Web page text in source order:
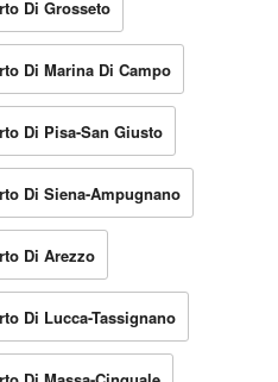
Di Grosseto
Di Marina Di Campo
Di Pisa-San Giusto
Di Siena-Ampugnano
Di Arezzo
Di Lucca-Tassignano